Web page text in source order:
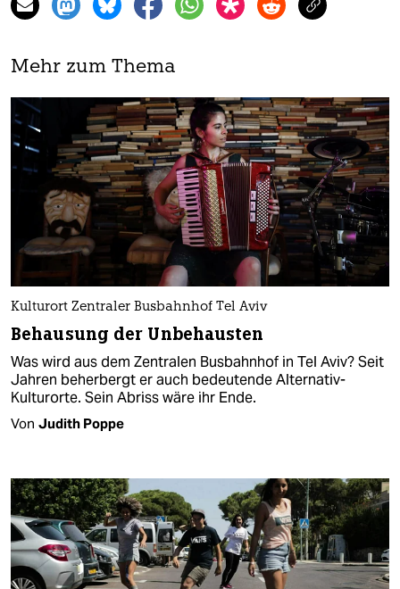
Mehr zum Thema
Kulturort Zentraler Busbahnhof Tel Aviv
Behausung der Unbehausten
Was wird aus dem Zentralen Busbahnhof in Tel Aviv? Seit
Jahren beherbergt er auch bedeutende Alternativ-
Kulturorte. Sein Abriss wäre ihr Ende.
Von Judith Poppe